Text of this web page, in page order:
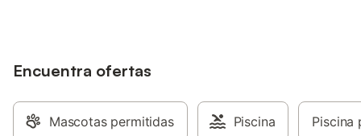
Encuentra ofertas
Mascotas permitidas Piscina Piscina